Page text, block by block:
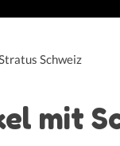
Schweiz
mit